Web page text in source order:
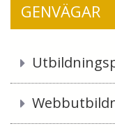
GENVÄGAR